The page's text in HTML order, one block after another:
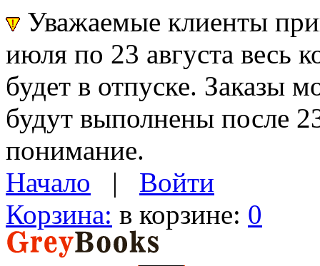
Уважаемые клиенты
июля по 23 августа весь
будет в отпуске. Заказы
будут выполнены после
понимание.
Начало | Войти
Корзина: в корзине: 0